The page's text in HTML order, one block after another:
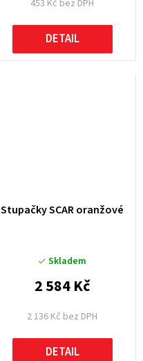
453 Kč bez DPH
DETAIL
Stupačky SCAR oranžové
Skladem
2 136 Kč bez DPH
2 584 Kč
DETAIL